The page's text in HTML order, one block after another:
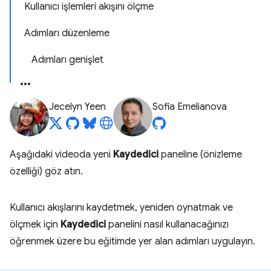
Kullanıcı işlemleri akışını ölçme
Adımları düzenleme
Adımları genişlet
Jecelyn Yeen Sofia Emelianova
Aşağıdaki videoda yeni Kaydedici paneline (önizleme
özelliği) göz atın.
Kullanıcı akışlarını kaydetmek, yeniden oynatmak ve
ölçmek için Kaydedici panelini nasıl kullanacağınızı
öğrenmek üzere bu eğitimde yer alan adımları uygulayın.